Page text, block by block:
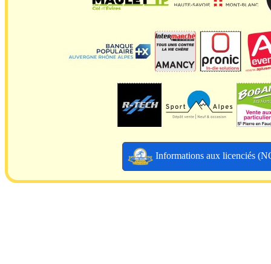
Informations aux licenciés